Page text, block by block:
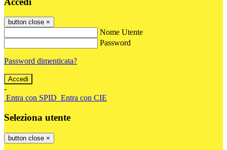
button close ×
Nome Utente
Password
Password dimenticata?
-
Entra con SPID Entra con CIE
Seleziona utente
button close ×